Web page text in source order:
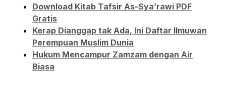
Download Kitab Tafsir As-Sya’rawi PDF
Gratis
Kerap Dianggap tak Ada, Ini Daftar Ilmuwan
Perempuan Muslim Dunia
Hukum Mencampur Zamzam dengan Air
Biasa